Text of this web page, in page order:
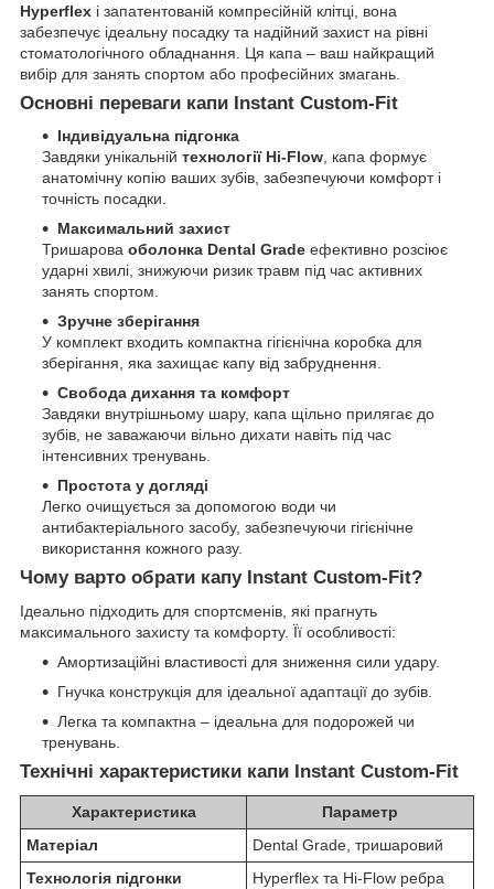
Hyperflex і запатентованій компресійній клітці, вона
забезпечує ідеальну посадку та надійний захист на рівні
стоматологічного обладнання. Ця капа – ваш найкращий
вибір для занять спортом або професійних змагань.
Основні переваги капи Instant Custom-Fit
Індивідуальна підгонка
Завдяки унікальній технології Hi-Flow, капа формує
анатомічну копію ваших зубів, забезпечуючи комфорт і
точність посадки.
Максимальний захист
Тришарова оболонка Dental Grade ефективно розсіює
ударні хвилі, знижуючи ризик травм під час активних
занять спортом.
Зручне зберігання
У комплект входить компактна гігієнічна коробка для
зберігання, яка захищає капу від забруднення.
Свобода дихання та комфорт
Завдяки внутрішньому шару, капа щільно прилягає до
зубів, не заважаючи вільно дихати навіть під час
інтенсивних тренувань.
Простота у догляді
Легко очищується за допомогою води чи
антибактеріального засобу, забезпечуючи гігієнічне
використання кожного разу.
Чому варто обрати капу Instant Custom-Fit?
Ідеально підходить для спортсменів, які прагнуть
максимального захисту та комфорту. Її особливості:
Амортизаційні властивості для зниження сили удару.
Гнучка конструкція для ідеальної адаптації до зубів.
Легка та компактна – ідеальна для подорожей чи
тренувань.
Технічні характеристики капи Instant Custom-Fit
Характеристика
Параметр
Матеріал
Dental Grade, тришаровий
Технологія підгонки
Hyperflex та Hi-Flow ребра